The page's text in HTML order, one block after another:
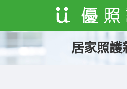
居家照護